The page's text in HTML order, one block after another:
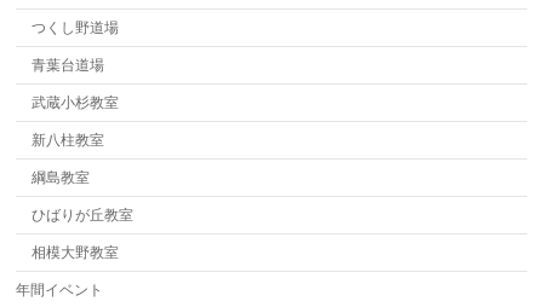
つくし野道場
青葉台道場
武蔵小杉教室
新八柱教室
綱島教室
ひばりが丘教室
相模大野教室
年間イベント